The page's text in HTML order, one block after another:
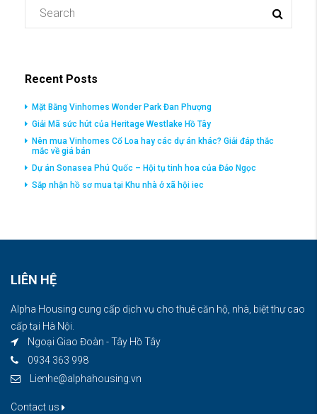
Recent Posts
Mặt Bằng Vinhomes Wonder Park Đan Phượng
Giải Mã sức hút của Heritage Westlake Hồ Tây
Nên mua Vinhomes Cổ Loa hay các dự án khác? Giải đáp thắc
mắc về giá bán
Dự án Sonasea Phú Quốc – Hội tụ tinh hoa của Đảo Ngọc
Sắp nhận hồ sơ mua tại Khu nhà ở xã hội iec
LIÊN HỆ
Alpha Housing cung cấp dịch vụ cho thuê căn hộ, nhà, biệt thự cao
cấp tại Hà Nội.
Ngoại Giao Đoàn - Tây Hồ Tây
0934 363 998
Lienhe@alphahousing.vn
Contact us